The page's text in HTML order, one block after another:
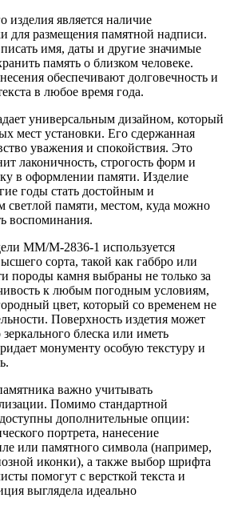
изделия является наличие
для размещения памятной надписи.
имя, даты и другие значимые
память о близком человеке.
обеспечивают долговечность и
в любое время года.
универсальным дизайном, который
мест установки. Его сдержанная
уважения и спокойствия. Это
лаконичность, строгость форм и
в оформлении памяти. Изделие
годы стать достойным и
памяти, местом, куда можно
воспоминания.
ММ/M-2836-1 используется
сорта, такой как габбро или
породы камня выбраны не только за
к любым погодным условиям,
цвет, который со временем не
Поверхность издетия может
блеска или иметь
монументу особую текстуру и
важно учитывать
Помимо стандартной
дополнительные опции:
портрета, нанесение
или памятного символа (например,
иконки), а также выбор шрифта
помогут с версткой текста и
выглядела идеально